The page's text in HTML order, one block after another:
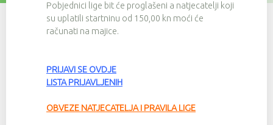
Pobjednici lige bit će proglašeni a natjecatelji koji
su uplatili startninu od 150,00 kn moći će
računati na majice.
PRIJAVI SE OVDJE
LISTA PRIJAVLJENIH
OBVEZE NATJECATELJA i PRAVILA LIGE